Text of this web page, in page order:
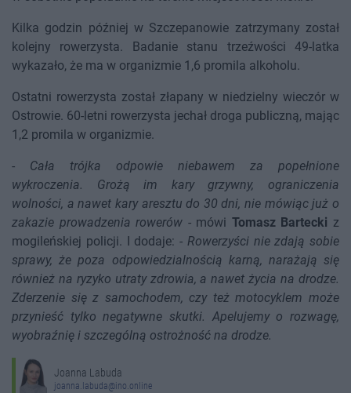
Kilka godzin później w Szczepanowie zatrzymany został
kolejny rowerzysta. Badanie stanu trzeźwości 49-latka
wykazało, że ma w organizmie 1,6 promila alkoholu.
Ostatni rowerzysta został złapany w niedzielny wieczór w
Ostrowie. 60-letni rowerzysta jechał droga publiczną, mając
1,2 promila w organizmie.
- Cała trójka odpowie niebawem za popełnione
wykroczenia. Grożą im kary grzywny, ograniczenia
wolności, a nawet kary aresztu do 30 dni, nie mówiąc już o
zakazie prowadzenia rowerów - mówi Tomasz Bartecki z
mogileńskiej policji. I dodaje: - Rowerzyści nie zdają sobie
sprawy, że poza odpowiedzialnością karną, narażają się
również na ryzyko utraty zdrowia, a nawet życia na drodze.
Zderzenie się z samochodem, czy też motocyklem może
przynieść tylko negatywne skutki. Apelujemy o rozwagę,
wyobraźnię i szczególną ostrożność na drodze.
Joanna Labuda
joanna.labuda@ino.online